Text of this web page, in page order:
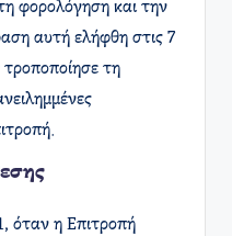
φορολόγηση και την
αυτή ελήφθη στις 7
τη
όταν η Επιτροπή